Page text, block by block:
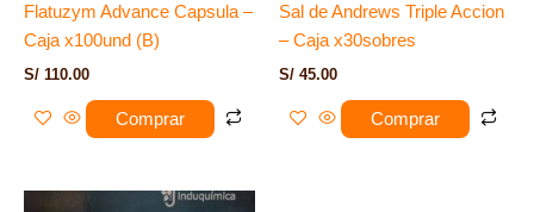
Flatuzym Advance Capsula –
Caja x100und (B)
S/ 110.00
Comprar
Sal de Andrews Triple Accion
– Caja x30sobres
S/ 45.00
Comprar